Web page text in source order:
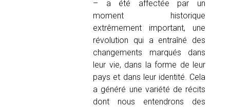
– a été affectée par un
moment historique
extrêmement important, une
révolution qui a entraîné des
changements marqués dans
leur vie, dans la forme de leur
pays et dans leur identité. Cela
a généré une variété de récits
dont nous entendrons des